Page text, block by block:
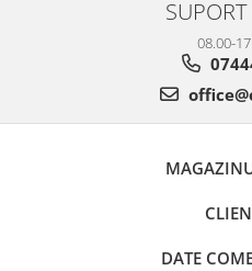
08.00-
DATE